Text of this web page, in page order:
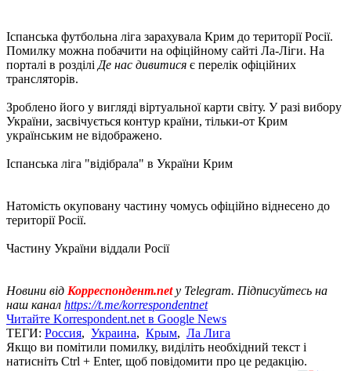
Іспанська футбольна ліга зарахувала Крим до території Росії.
Помилку можна побачити на офіційному сайті Ла-Ліги. На
порталі в розділі Де нас дивитися є перелік офіційних
трансляторів.
Зроблено його у вигляді віртуальної карти світу. У разі вибору
України, засвічується контур країни, тільки-от Крим
українським не відображено.
Іспанська ліга "відібрала" в України Крим
Натомість окуповану частину чомусь офіційно віднесено до
території Росії.
Частину України віддали Росії
Новини від Корреспондент.netу Telegram. Підписуйтесь на
наш канал https://t.me/korrespondentnet
Читайте Korrespondent.net в Google News
ТЕГИ: Россия, Украина, Крым, Ла Лига
Якщо ви помітили помилку, виділіть необхідний текст і
натисніть Ctrl + Enter, щоб повідомити про це редакцію.